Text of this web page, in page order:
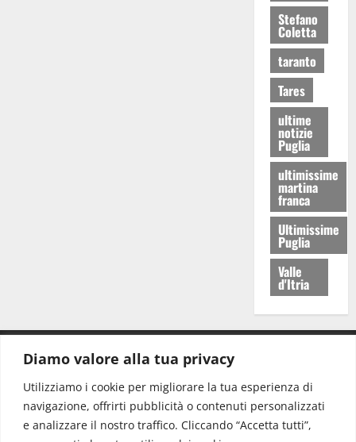
Diamo valore alla tua privacy
Utilizziamo i cookie per migliorare la tua esperienza di
navigazione, offrirti pubblicità o contenuti personalizzati
e analizzare il nostro traffico. Cliccando “Accetta tutti”,
Stefano
Coletta
taranto
Tares
ultime
notizie
Puglia
ultimissime
martina
franca
Ultimissime
Puglia
Valle
d'Itria
Redazione: redazione@www.martinasera.it
Direttore:direttore@www.martinasera.it